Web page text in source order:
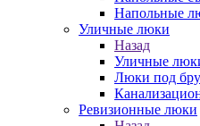
Напольные
Уличные люки
Назад
Уличные
Люки под
Ревизионные люки